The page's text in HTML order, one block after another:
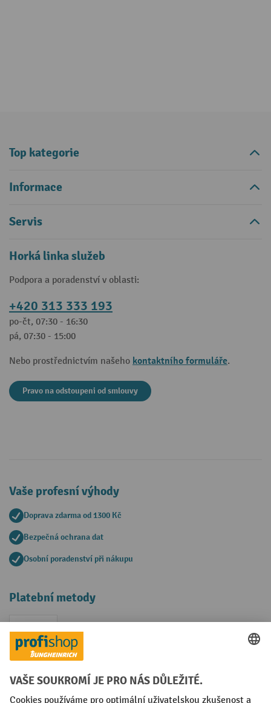
Top kategorie
Informace
Servis
Horká linka služeb
Podpora a poradenství v oblasti:
+420 313 333 193
po-čt, 07:30 - 16:30
pá, 07:30 - 15:00
Nebo prostřednictvím našeho kontaktního formuláře.
Pravo na odstoupeni od smlouvy
Vaše profesní výhody
Doprava zdarma od 1300 Kč
Bezpečná ochrana dat
Osobní poradenství při nákupu
Platební metody
Faktura
Sociální sítě
Facebook
YouTubeLinkedIn